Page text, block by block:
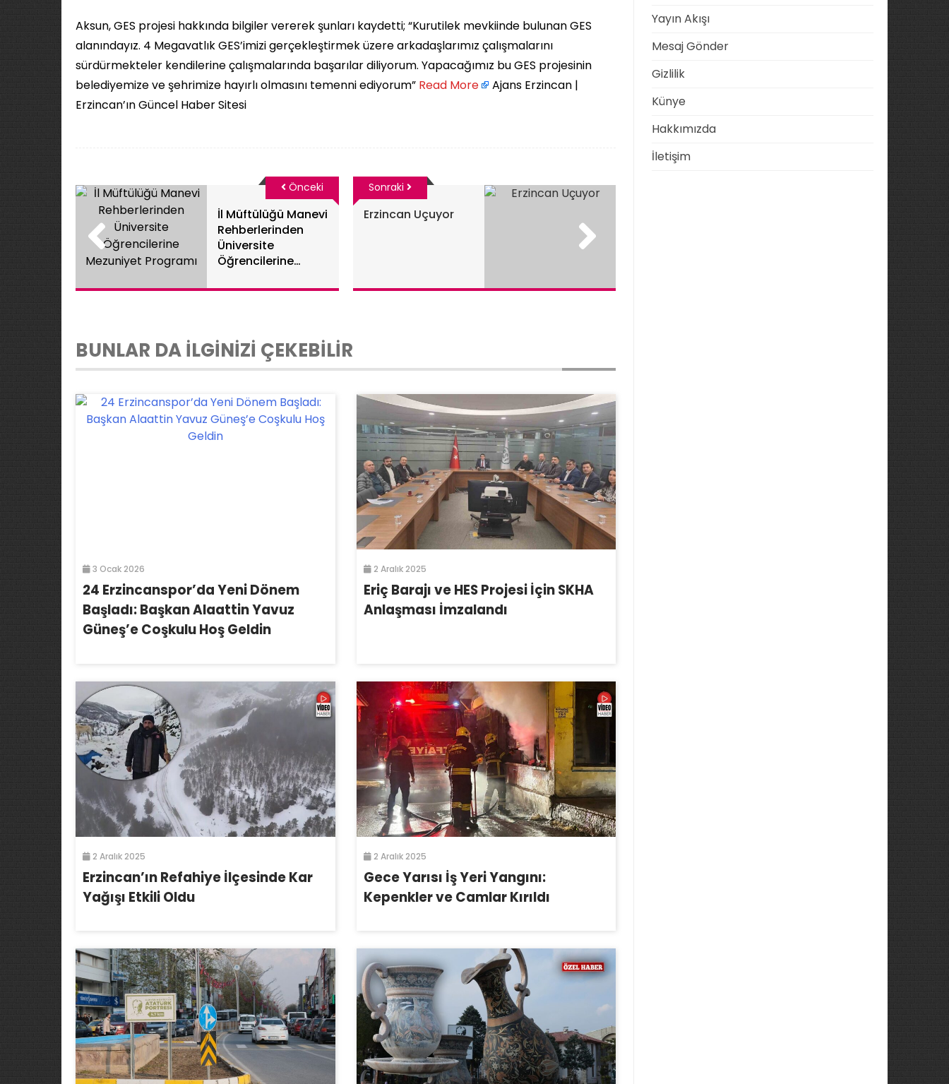
Aksun, GES projesi hakkında bilgiler vererek şunları kaydetti; “Kurutilek mevkiinde bulunan GES
alanındayız. 4 Megavatlık GES’imizi gerçekleştirmek üzere arkadaşlarımız çalışmalarını
sürdürmekteler kendilerine çalışmalarında başarılar diliyorum. Yapacağımız bu GES projesinin
belediyemize ve şehrimize hayırlı olmasını temenni ediyorum” ​ Read More
Ajans Erzincan |
Erzincan’ın Güncel Haber Sitesi
İl Müftülüğü Manevi
Rehberlerinden
Üniversite
Öğrencilerine
Programı
Önceki
Erzincan Uçuyor
Sonraki
BUNLAR DA İLGİNİZİ ÇEKEBİLİR
3 Ocak 2026
24 Erzincanspor’da Yeni Dönem
Başladı: Başkan Alaattin Yavuz
Güneş’e Coşkulu Hoş Geldin
2 Aralık 2025
Eriç Barajı ve HES Projesi İçin SKHA
Anlaşması İmzalandı
2 Aralık 2025
Erzincan’ın Refahiye İlçesinde Kar
Yağışı Etkili Oldu
2 Aralık 2025
Gece Yarısı İş Yeri Yangını:
Kepenkler ve Camlar Kırıldı
Yayın Akışı
Mesaj Gönder
Gizlilik
Künye
Hakkımızda
İletişim